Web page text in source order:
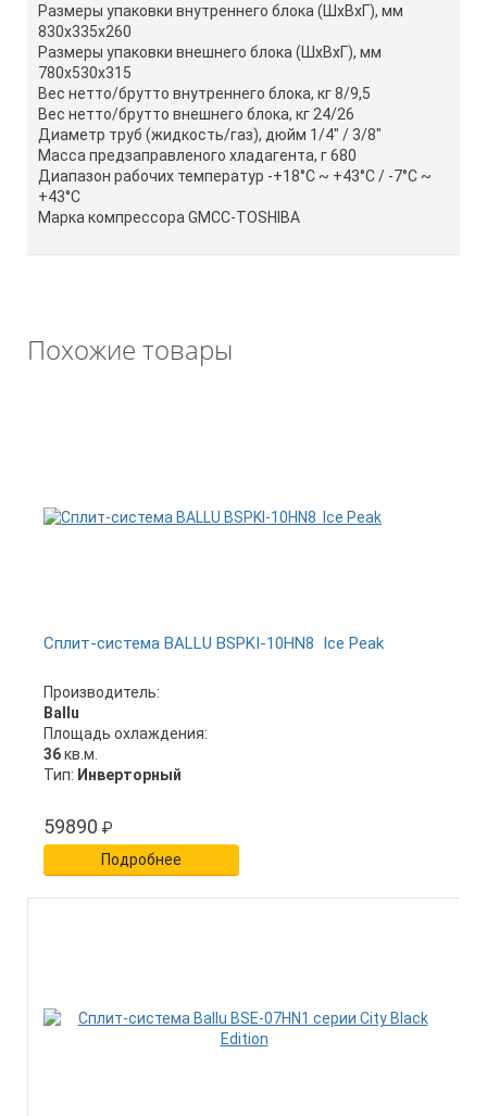
Размеры упаковки внутреннего блока (ШхВхГ), мм
830x335x260
Размеры упаковки внешнего блока (ШхВхГ), мм
780x530x315
Вес нетто/брутто внутреннего блока, кг 8/9,5
Вес нетто/брутто внешнего блока, кг 24/26
Диаметр труб (жидкость/газ), дюйм 1/4" / 3/8"
Масса предзаправленого хладагента, г 680
Диапазон рабочих температур -+18°С ~ +43°С / -7°С ~
+43°С
Марка компрессора GMCC-TOSHIBA
Похожие товары
Сплит-система BALLU BSPKI-10HN8 Ice Peak
Производитель:
Ballu
Площадь охлаждения:
36кв.м.
Тип: Инверторный
59890 ₽
Подробнее